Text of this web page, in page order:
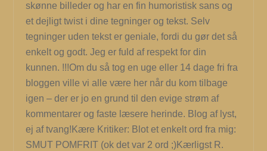
skønne billeder og har en fin humoristisk sans og
et dejligt twist i dine tegninger og tekst. Selv
tegninger uden tekst er geniale, fordi du gør det så
enkelt og godt. Jeg er fuld af respekt for din
kunnen. !!!Om du så tog en uge eller 14 dage fri fra
bloggen ville vi alle være her når du kom tilbage
igen – der er jo en grund til den evige strøm af
kommentarer og faste læsere herinde. Blog af lyst,
ej af tvang!Kære Kritiker: Blot et enkelt ord fra mig:
SMUT POMFRIT (ok det var 2 ord ;)Kærligst R.